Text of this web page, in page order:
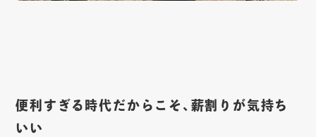
便利すぎる時代だからこそ、薪割りが気持ち
いい